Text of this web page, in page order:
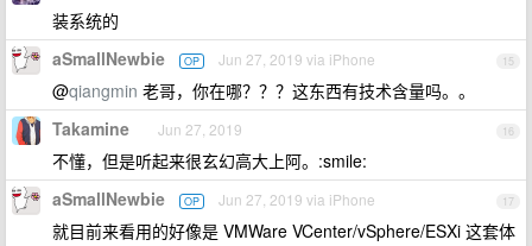
装系统的
15
aSmallNewbie OP Jun 27, 2019 via iPhone
@qiangmin 老哥，你在哪？？？这东西有技术含量吗。。
16
Takamine Jun 27, 2019
不懂，但是听起来很玄幻高大上阿。:smile:
17
aSmallNewbie OP Jun 27, 2019 via iPhone
就目前来看用的好像是 VMWare VCenter/vSphere/ESXi 这套体